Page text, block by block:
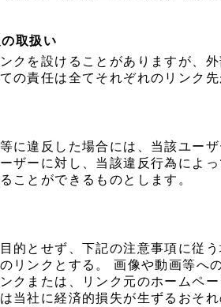
取扱い
クを設けることがありますが、
の責任は全てそれぞれのリンク
に違反した場合には、当該ユー
ザーに対し、当該違反行為によ
ことができるものとします。
的とせず、下記の注意事項に従
リンクとする。 画像や動画等
クまたは、リンク元のホームペ
当社に経済的損失が生ずるおそ